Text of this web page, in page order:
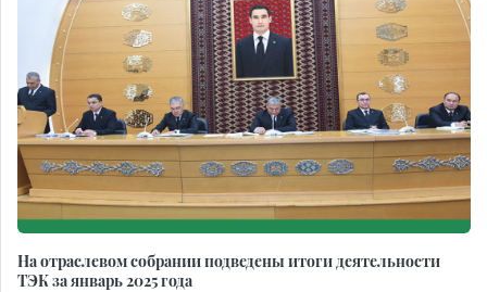
На отраслевом собрании подведены итоги деятельности
ТЭК за январь 2025 года